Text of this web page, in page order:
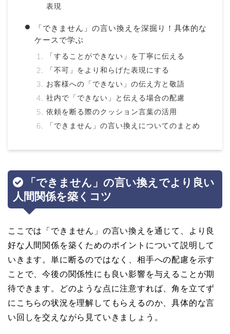
表現
「できません」の言い換えを深掘り！具体的な
ケースで学ぶ
「することができない」を丁寧に伝える
「不可」をより和らげた表現にする
お客様への「できない」の伝え方と敬語
社内で「できない」と伝える場合の配慮
依頼を断る際のクッション言葉の活用
「できません」の言い換えについてのまとめ
「できません」の言い換えでより良い
人間関係を築くコツ
ここでは「できません」の言い換えを通じて、より良
好な人間関係を築くためのポイントについて説明して
いきます。単に断るのではなく、相手への配慮を示す
ことで、今後の関係性にも良い影響を与えることが期
待できます。どのような点に注意すれば、角を立てず
にこちらの状況を理解してもらえるのか、具体的な言
い回しを交えながら見ていきましょう。